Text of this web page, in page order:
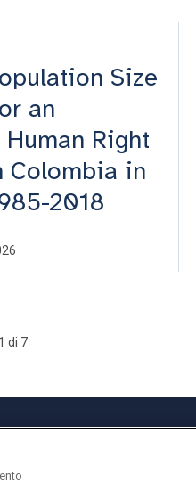
Size
an
Right
Colombia in
2018
1 di 7